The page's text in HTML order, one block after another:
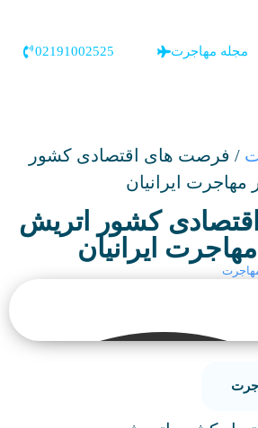
مجله مهاجرت 02191002525
/ فرصت های اقتصادی کشور
مهاجرت ایرانیان
کشور اتریش
ایرانیان